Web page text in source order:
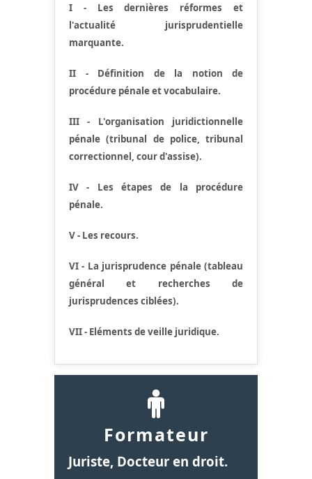
I - Les dernières réformes et
l'actualité jurisprudentielle
marquante.
II - Définition de la notion de
procédure pénale et vocabulaire.
III - L'organisation juridictionnelle
pénale (tribunal de police, tribunal
correctionnel, cour d'assise).
IV - Les étapes de la procédure
pénale.
V - Les recours.
VI - La jurisprudence pénale (tableau
général et recherches de
jurisprudences ciblées).
VII - Eléments de veille juridique.
Formateur
Juriste, Docteur en droit.